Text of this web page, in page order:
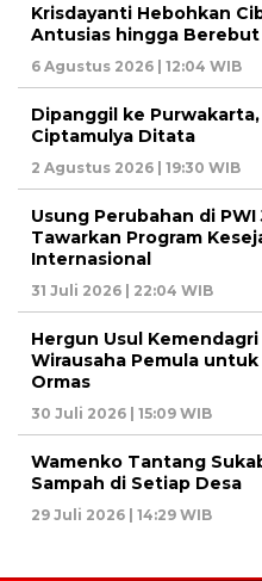
Krisdayanti Hebohkan
Antusias hingga
6 Agustus 2026 | 12:04 WIB
Dipanggil ke
Ciptamulya Ditata
2 Agustus 2026 | 19:30 WIB
Usung Perubahan di
Tawarkan Program
Internasional
31 Juli 2026 | 22:04 WIB
Hergun Usul
Wirausaha Pemula
Ormas
30 Juli 2026 | 15:09 WIB
Wamenko Tantang
Sampah di Setiap Desa
29 Juli 2026 | 14:29 WIB